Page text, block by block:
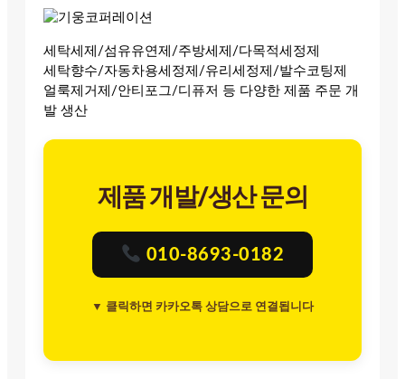
세탁세제/섬유유연제/주방세제/다목적세정제
세탁향수/자동차용세정제/유리세정제/발수코팅제
얼룩제거제/안티포그/디퓨저 등 다양한 제품 주문 개
발 생산
제품 개발/생산 문의
010-8693-0182
▼ 클릭하면 카카오톡 상담으로 연결됩니다